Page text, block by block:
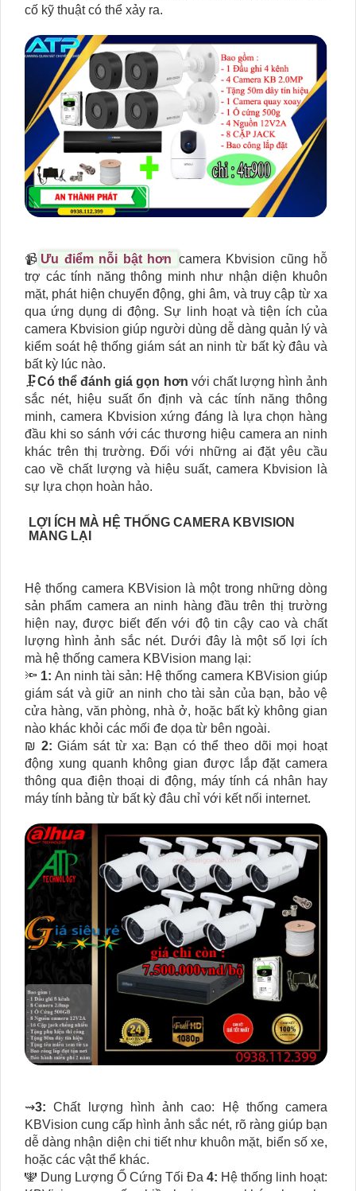
cố kỹ thuật có thể xảy ra.
📹 Ưu điểm nỗi bật hơn camera Kbvision cũng hỗ
trợ các tính năng thông minh như nhận diện khuôn
mặt, phát hiện chuyển động, ghi âm, và truy cập từ xa
qua ứng dụng di động. Sự linh hoạt và tiện ích của
camera Kbvision giúp người dùng dễ dàng quản lý và
kiểm soát hệ thống giám sát an ninh từ bất kỳ đâu và
bất kỳ lúc nào.
🗜️Có thể đánh giá gọn hơn với chất lượng hình ảnh
sắc nét, hiệu suất ổn định và các tính năng thông
minh, camera Kbvision xứng đáng là lựa chọn hàng
đầu khi so sánh với các thương hiệu camera an ninh
khác trên thị trường. Đối với những ai đặt yêu cầu
cao về chất lượng và hiệu suất, camera Kbvision là
sự lựa chọn hoàn hảo.
LỢI ÍCH MÀ HỆ THỐNG CAMERA KBVISION
MANG LẠI
Hệ thống camera KBVision là một trong những dòng
sản phẩm camera an ninh hàng đầu trên thị trường
hiện nay, được biết đến với độ tin cậy cao và chất
lượng hình ảnh sắc nét. Dưới đây là một số lợi ích
mà hệ thống camera KBVision mang lại:
🔦 1: An ninh tài sản: Hệ thống camera KBVision giúp
giám sát và giữ an ninh cho tài sản của bạn, bảo vệ
cửa hàng, văn phòng, nhà ở, hoặc bất kỳ không gian
nào khác khỏi các mối đe dọa từ bên ngoài.
₪ 2: Giám sát từ xa: Bạn có thể theo dõi mọi hoạt
động xung quanh không gian được lắp đặt camera
thông qua điện thoại di động, máy tính cá nhân hay
máy tính bảng từ bất kỳ đâu chỉ với kết nối internet.
⇝3: Chất lượng hình ảnh cao: Hệ thống camera
KBVision cung cấp hình ảnh sắc nét, rõ ràng giúp bạn
dễ dàng nhận diện chi tiết như khuôn mặt, biển số xe,
hoặc các vật thể khác.
🕎 Dung Lượng Ổ Cứng Tối Đa 4: Hệ thống linh hoạt: